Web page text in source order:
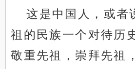
这是中国人，或者
祖的民族一个对待历
敬重先祖，崇拜先祖